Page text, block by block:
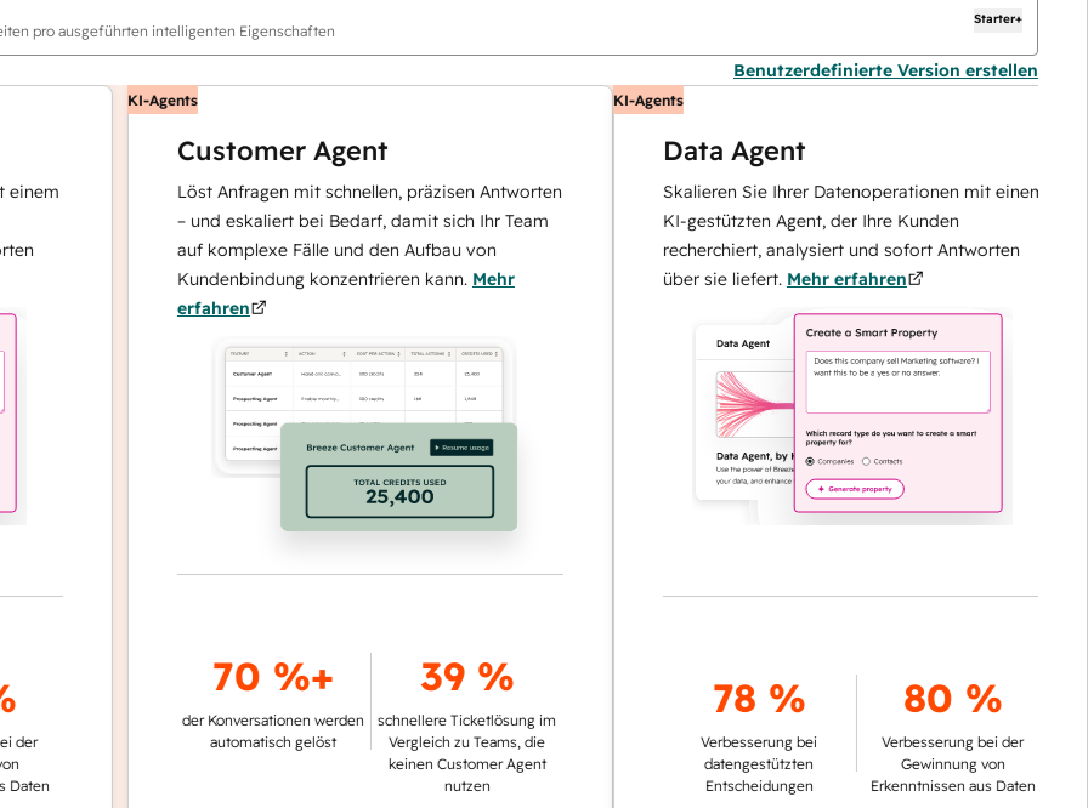
pro ausgeführten intelligenten Eigenschaften
Starter+
Benutzerdefinierte Version erstellen
KI-Agents
Customer Agent
Löst Anfragen mit schnellen, präzisen Antworten
– und eskaliert bei Bedarf, damit sich Ihr Team
auf komplexe Fälle und den Aufbau von
Kundenbindung konzentrieren kann.Mehr
erfahren
70 %+
der Konversationen werden
automatisch gelöst
39 %
schnellere Ticketlösung im
Vergleich zu Teams, die
keinen Customer Agent
nutzen
KI-Agents
Data Agent
Skalieren Sie Ihrer Datenoperationen mit einem
KI-gestützten Agent, der Ihre Kunden
recherchiert, analysiert und sofort Antworten
über sie liefert.Mehr erfahren
78 %
Verbesserung bei
datengestützten
Entscheidungen
80 %
Verbesserung bei der
Gewinnung von
Erkenntnissen aus Daten